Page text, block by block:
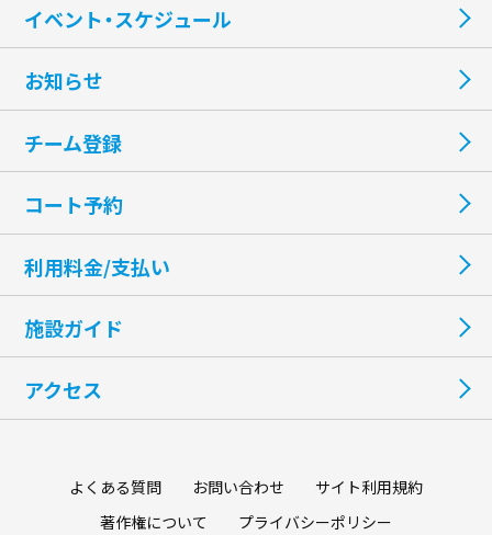
よくある質問 お問い合わせ
サイト利用規約
著作権について
プライバシーポリシー
イベント・スケジュール
お知らせ
チーム登録
コート予約
利用料金/支払い
施設ガイド
アクセス